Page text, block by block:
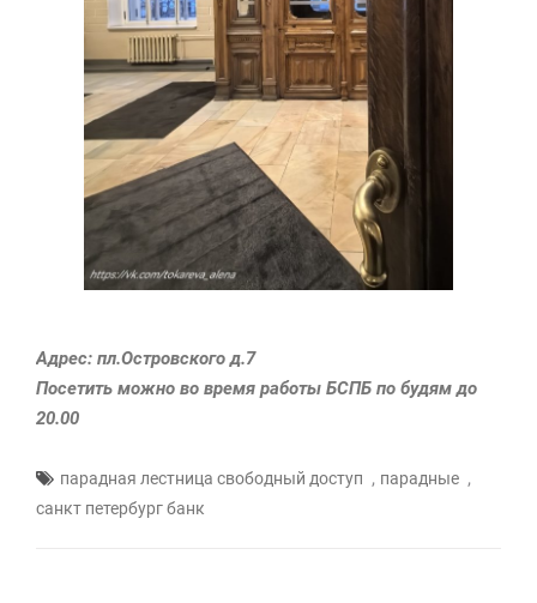
Адрес: пл.Островского д.7
Посетить можно во время работы БСПБ по будям до
20.00
парадная лестница свободный доступ , парадные ,
санкт петербург банк